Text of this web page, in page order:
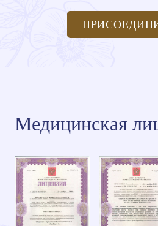
Медицинская